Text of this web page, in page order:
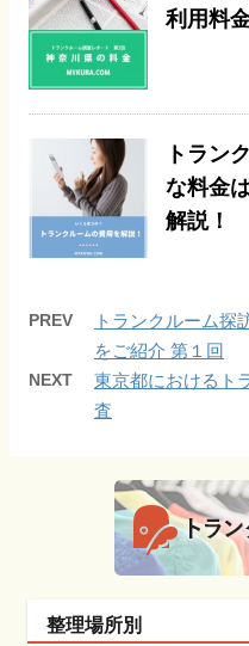
利用料
トラン
な料金
解説！
PREV
トランクルーム探
をご紹介 第１回
NEXT
東京都におけるト
査
整理場所別